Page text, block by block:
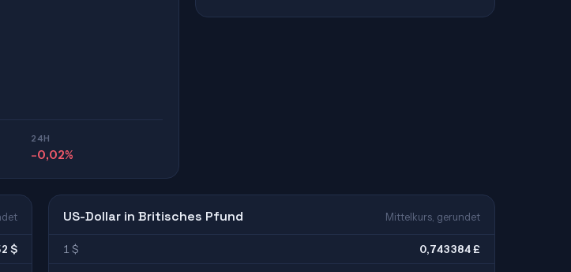
24H
-0,02%
$
US-Dollar in Britisches Pfund Mittelkurs, gerundet
1 $ 0,743384 £